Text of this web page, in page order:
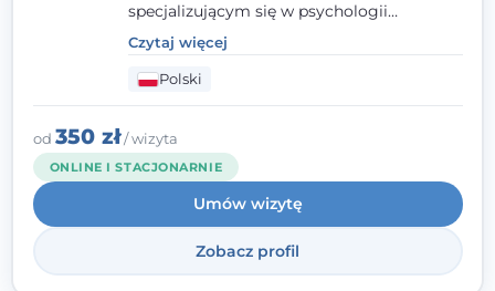
specjalizującym się w psychologii
klinicznej. Ukończyłam również studia
podyplomowe z Praktycznej Diagnozy
Psychologicznej. Aktywnie uczestniczę w
działalności Polskiego Towarzystwa
Psychiatrycznego oraz Polskiego
Towarzystwa Psychologicznego, a także
jestem członkiem nadzwyczajnym
Wielkopolskiego Towarzystwa Terapii
Systemowej.
Czytaj więcej
Polski
od 350 zł/ wizyta
ONLINE I STACJONARNIE
Umów wizytę
Zobacz profil